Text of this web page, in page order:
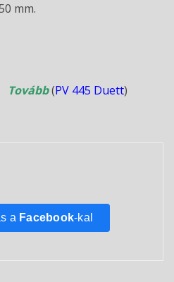
mm.
(PV 445 Duett)
a Facebook-kal